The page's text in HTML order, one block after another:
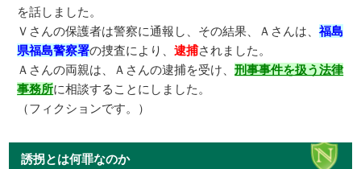
を話しました。
Ｖさんの保護者は警察に通報し、その結果、Ａさんは、福島
県福島警察署の捜査により、逮捕されました。
Ａさんの両親は、Ａさんの逮捕を受け、刑事事件を扱う法律
事務所に相談することにしました。
（フィクションです。）
誘拐とは何罪なのか